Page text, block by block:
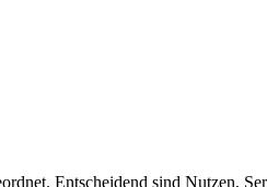
Entscheidend sind Nutzen,